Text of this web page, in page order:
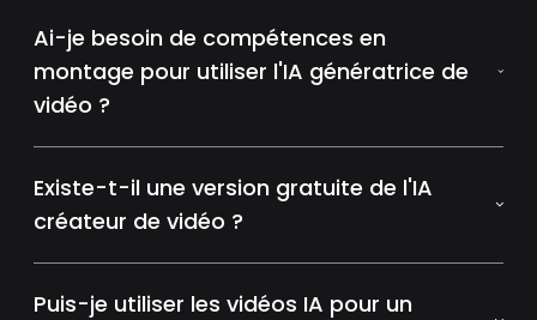
Ai-je besoin de compétences en
montage pour utiliser l'IA génératrice de
vidéo ?
Existe-t-il une version gratuite de l'IA
créateur de vidéo ?
Puis-je utiliser les vidéos IA pour un